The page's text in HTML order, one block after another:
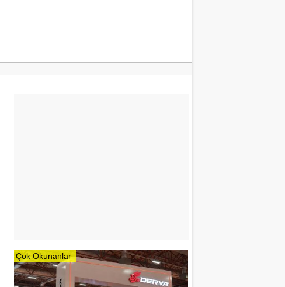
Çok Okunanlar